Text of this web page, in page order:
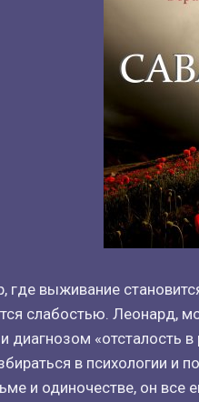
где выживание
слабостью. Леонард,
«отсталость в
в психологии и
и одиночестве, он все